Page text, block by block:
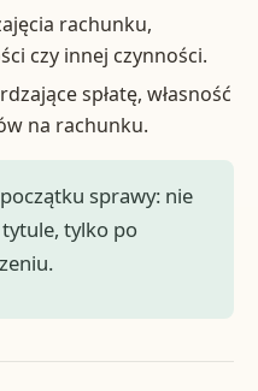
rachunku,
czy innej czynności.
spłatę, własność
na rachunku.
sprawy: nie
tylko po